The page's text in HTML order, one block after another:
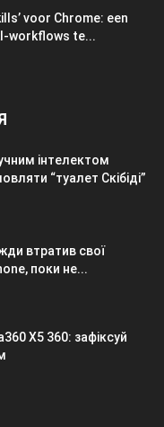
voor Chrome: een
workflows te...
інтелектом
“туалет Скібіді”
втратив свої
поки не...
X5 360: зафіксуй